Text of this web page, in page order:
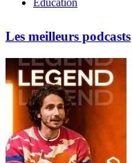
Education
Les meilleurs podcasts